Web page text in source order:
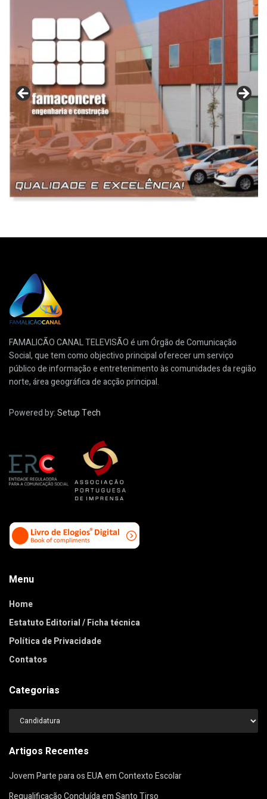
FAMALICÃO CANAL TELEVISÃO é um Órgão de Comunicação
Social, que tem como objectivo principal oferecer um serviço
público de informação e entretenimento às comunidades da região
norte, área geográfica de acção principal.
Powered by:Setup Tech
Menu
Home
Estatuto Editorial / Ficha técnica
Política de Privacidade
Contatos
Categorias
Categorias
Artigos Recentes
Jovem Parte para os EUA em Contexto Escolar
Requalificação Concluída em Santo Tirso